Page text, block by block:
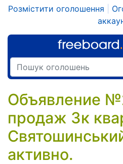
Розмістити оголошення
Объявление
продаж 3к
активно.